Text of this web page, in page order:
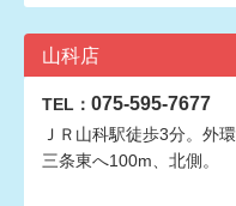
山科店
TEL： 075-595-7677
ＪＲ山科駅徒歩3分。外環
三条東へ100m、北側。